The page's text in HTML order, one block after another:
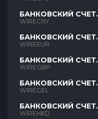
БАНКОВСКИЙ СЧЕТ
CNY
WIRECNY
БАНКОВСКИЙ СЧЕТ
EUR
WIREEUR
БАНКОВСКИЙ СЧЕТ
GBP
WIREGBP
БАНКОВСКИЙ СЧЕТ
GEL
WIREGEL
БАНКОВСКИЙ СЧЕТ
HKD
WIREHKD